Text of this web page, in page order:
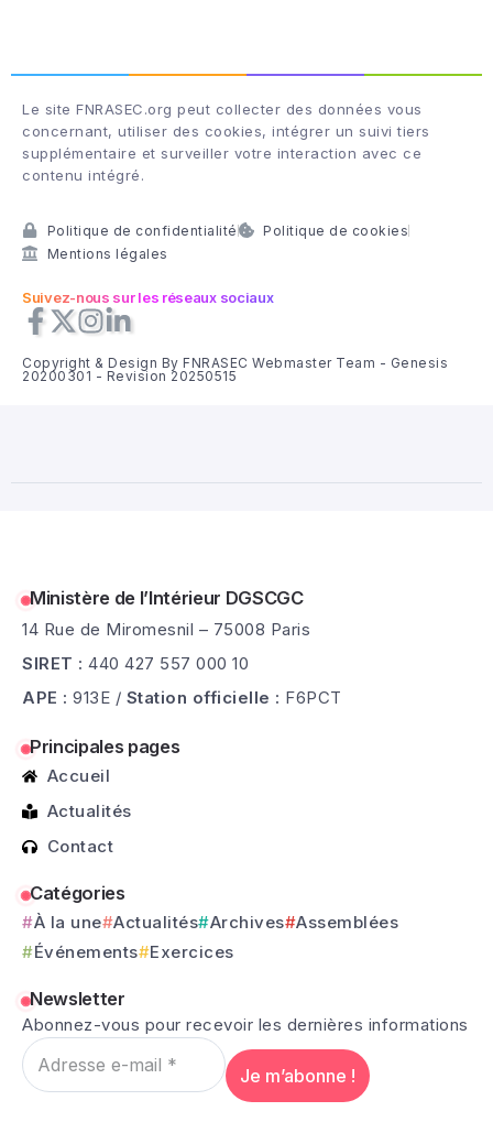
Le site FNRASEC.org peut collecter des données vous
concernant, utiliser des cookies, intégrer un suivi tiers
supplémentaire et surveiller votre interaction avec ce
contenu intégré.
Politique de confidentialité
Politique de cookies
Mentions légales
Suivez-nous sur les réseaux sociaux
Copyright & Design By FNRASEC Webmaster Team - Genesis
20200301 - Revision 20250515
Ministère de l’Intérieur DGSCGC
14 Rue de Miromesnil – 75008 Paris
SIRET : 440 427 557 000 10
APE : 913E / Station officielle : F6PCT
Principales pages
Accueil
Actualités
Contact
Catégories
À la une Actualités Archives Assemblées
Événements
Exercices
Newsletter
Abonnez-vous pour recevoir les dernières informations